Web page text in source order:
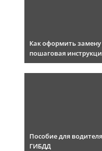
Как оформить замену
пошаговая
Пособие для
ГИБДД